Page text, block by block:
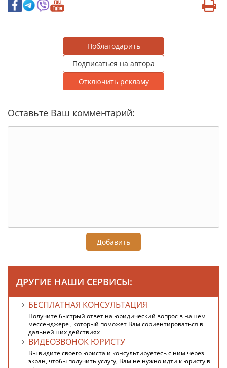
Поблагодарить
Подписаться на автора
Отключить рекламу
Оставьте Ваш комментарий:
Добавить
ДРУГИЕ НАШИ СЕРВИСЫ:
БЕСПЛАТНАЯ КОНСУЛЬТАЦИЯ
Получите быстрый ответ на юридический вопрос в нашем
мессенджере , который поможет Вам сориентироваться в
дальнейших действиях
ВИДЕОЗВОНОК ЮРИСТУ
Вы видите своего юриста и консультируетесь с ним через
экран, чтобы получить услугу, Вам не нужно идти к юристу в